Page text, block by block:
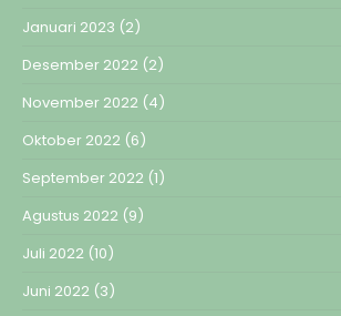
Januari 2023 (2)
Desember 2022 (2)
November 2022 (4)
Oktober 2022 (6)
September 2022 (1)
Agustus 2022 (9)
Juli 2022 (10)
Juni 2022 (3)